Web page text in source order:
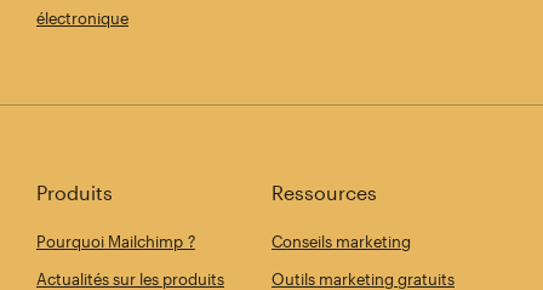
électronique
Produits
Pourquoi Mailchimp ?
Actualités sur les produits
Ressources
Conseils marketing
Outils marketing gratuits